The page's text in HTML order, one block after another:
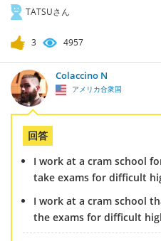
TATSUさん
3 4957
Colaccino N
アメリカ合衆国
回答
I work at a cram school
take exams for difficult
I work at a cram school
the exams for difficult